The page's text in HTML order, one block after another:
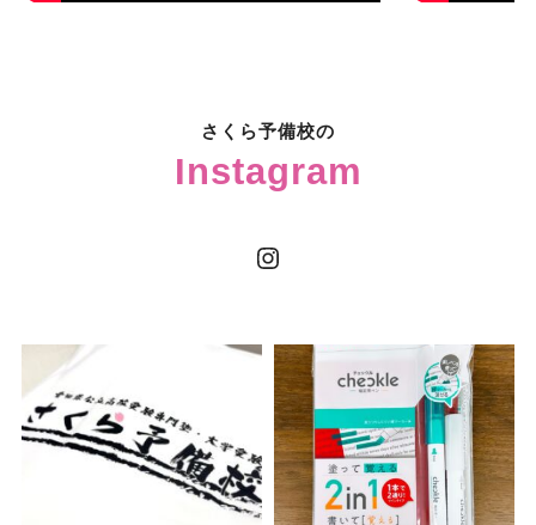
さくら予備校の
Instagram
Instagram